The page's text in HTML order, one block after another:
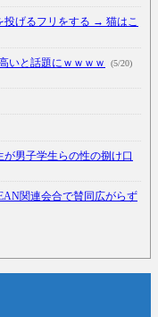
投げるフリをする → 猫はこ
いと話題にｗｗｗｗ (5/20)
男子学生らの性の捌け口
関連会合で賛同広がらず